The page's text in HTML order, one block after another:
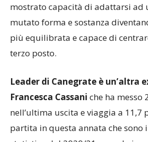
mostrato capacità di adattarsi ad
mutato forma e sostanza
più equilibrata e capace di
terzo posto.
Leader di Canegrate è un’altra
Francesca Cassani che ha messo
nell’ultima uscita e viaggia a 11,7
partita in questa annata che